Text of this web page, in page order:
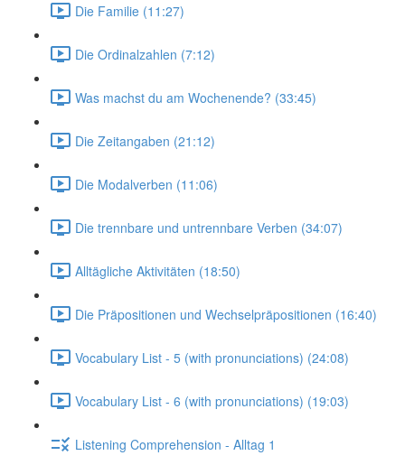
Die Familie (11:27)
Die Ordinalzahlen (7:12)
Was machst du am Wochenende? (33:45)
Die Zeitangaben (21:12)
Die Modalverben (11:06)
Die trennbare und untrennbare Verben (34:07)
Alltägliche Aktivitäten (18:50)
Die Präpositionen und Wechselpräpositionen (16:40)
Vocabulary List - 5 (with pronunciations) (24:08)
Vocabulary List - 6 (with pronunciations) (19:03)
Listening Comprehension - Alltag 1